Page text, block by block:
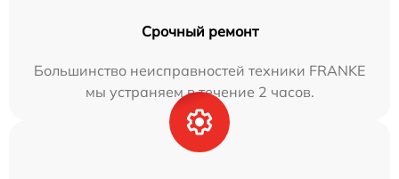
Срочный ремонт
Большинство неисправностей техники FRANKE
мы устраняем в течение 2 часов.